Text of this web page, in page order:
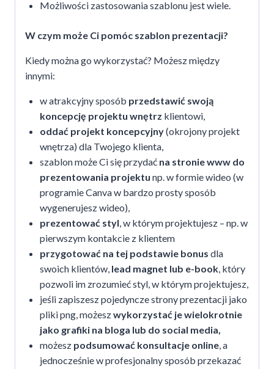
Możliwości zastosowania szablonu jest wiele.
W czym może Ci pomóc szablon prezentacji?
Kiedy można go wykorzystać? Możesz między
innymi:
w atrakcyjny sposób przedstawić swoją
koncepcję projektu wnętrz klientowi,
oddać projekt koncepcyjny(okrojony projekt
wnętrza) dla Twojego klienta,
szablon może Ci się przydać na stronie www do
prezentowania projektu np. w formie wideo (w
programie Canva w bardzo prosty sposób
wygenerujesz wideo),
prezentować styl, w którym projektujesz – np. w
pierwszym kontakcie z klientem
przygotować na tej podstawie bonus dla
swoich klientów, lead magnet lub e-book, który
pozwoli im zrozumieć styl, w którym projektujesz,
jeśli zapiszesz pojedyncze strony prezentacji jako
pliki png, możeszwykorzystać je wielokrotnie
jako grafiki na bloga lub do social media,
możesz podsumować konsultacje online, a
jednocześnie w profesjonalny sposób przekazać